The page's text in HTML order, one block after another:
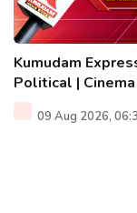
Kumudam
Political |
09 Aug 2026,